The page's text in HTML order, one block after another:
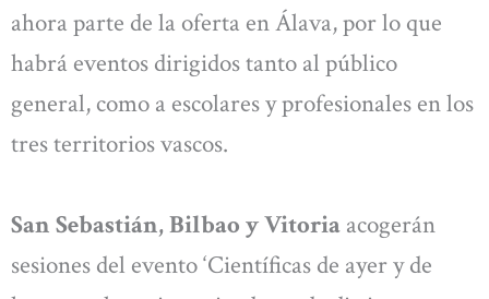
ahora parte de la oferta en Álava, por lo que
habrá eventos dirigidos tanto al público
general, como a escolares y profesionales en los
tres territorios vascos.
San Sebastián, Bilbao y Vitoria acogerán
sesiones del evento ‘Científicas de ayer y de